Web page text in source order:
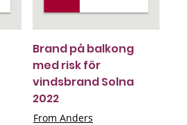
Brand på balkong
med risk för
vindsbrand Solna
2022
From Anders